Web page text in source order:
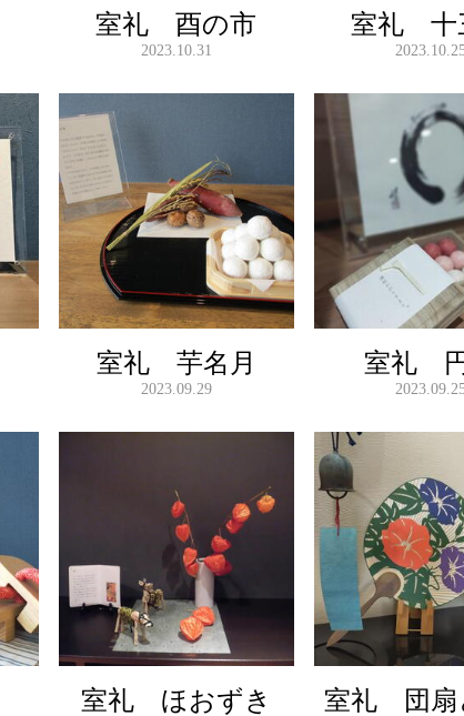
室礼 酉の市
2023.10.31
室礼 十
室礼 芋名月
2023.09.29
室礼
室礼 ほおずき 室礼 団扇